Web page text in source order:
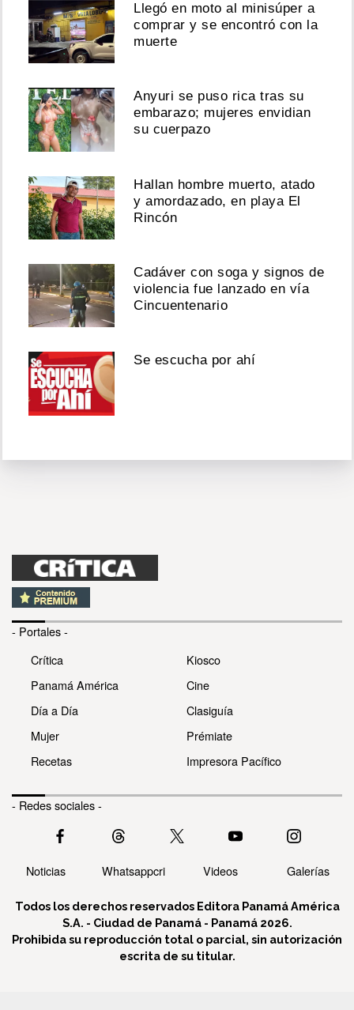
Llegó en moto al minisúper a
comprar y se encontró con la
muerte
Anyuri se puso rica tras su
embarazo; mujeres envidian
su cuerpazo
Hallan hombre muerto, atado
y amordazado, en playa El
Rincón
Cadáver con soga y signos de
violencia fue lanzado en vía
Cincuentenario
Se escucha por ahí
- Portales -
Crítica
Panamá América
Día a Día
Mujer
Recetas
Kiosco
Cine
Clasiguía
Prémiate
Impresora Pacífico
- Redes sociales -
Noticias Whatsappcri Videos Galerías
Todos los derechos reservados Editora Panamá América
S.A. - Ciudad de Panamá - Panamá 2026.
Prohibida su reproducción total o parcial, sin autorización
escrita de su titular.